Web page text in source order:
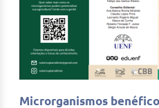
Microrganismos